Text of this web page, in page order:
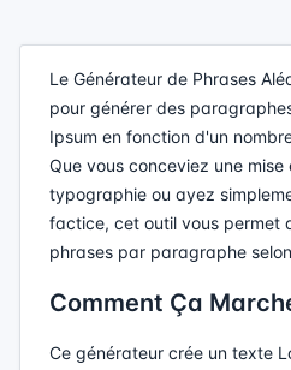
Le Générateur de Phrases
pour générer des
Ipsum en fonction d'un
Que vous conceviez une
typographie ou ayez
factice, cet outil vous permet
phrases par paragraphe
Comment Ça
Ce générateur crée un texte